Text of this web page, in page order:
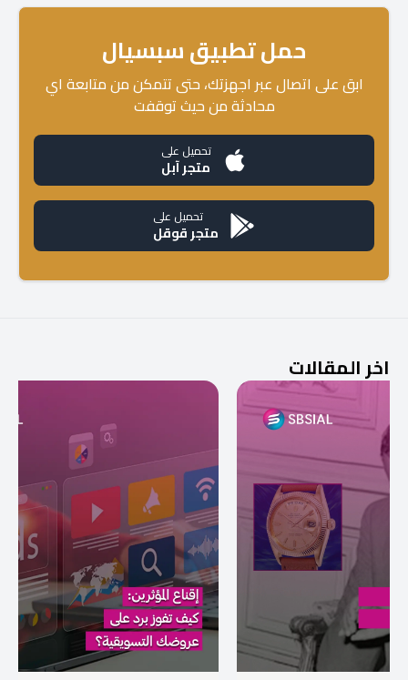
حمل تطبيق سبسيال
ابق على اتصال عبر اجهزتك، حتى تتمكن من متابعة اي
محادثة من حيث توقفت
تحميل على
متجر آبل
تحميل على
متجر قوقل
اخر المقالات